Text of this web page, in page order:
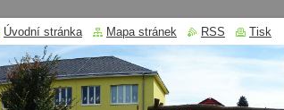
Úvodní stránka Mapa stránek RSS Tisk